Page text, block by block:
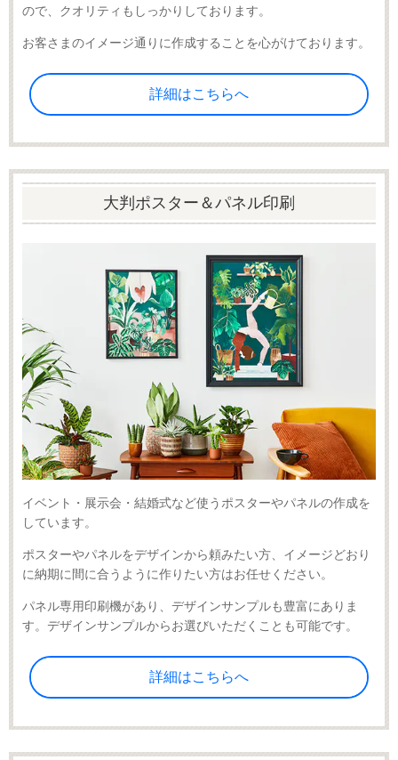
ので、クオリティもしっかりしております。
お客さまのイメージ通りに作成することを心がけております。
詳細はこちらへ
大判ポスター＆パネル印刷
イベント・展示会・結婚式など使うポスターやパネルの作成を
しています。
ポスターやパネルをデザインから頼みたい方、イメージどおり
に納期に間に合うように作りたい方はお任せください。
パネル専用印刷機があり、デザインサンプルも豊富にありま
す。デザインサンプルからお選びいただくことも可能です。
詳細はこちらへ